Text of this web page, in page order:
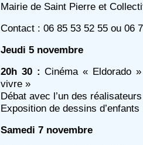
Mairie de Saint Pierre et
Contact : 06 85 53 52 55 ou 06
Jeudi 5 novembre
20h 30 : Cinéma « Eldorado
vivre »
Débat avec l’un des réalisateurs
Exposition de dessins d’enfants
Samedi 7 novembre